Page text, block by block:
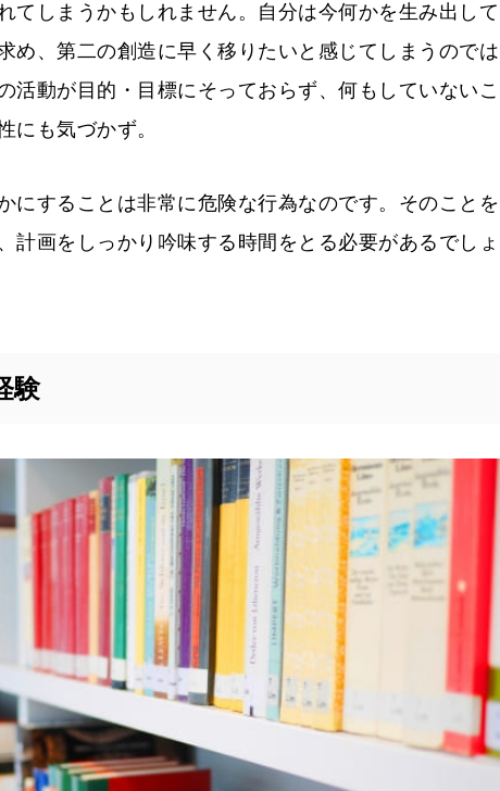
てしまうかもしれません。自分は今何かを生み出して
め、第二の創造に早く移りたいと感じてしまうのでは
活動が目的・目標にそっておらず、何もしていないこ
にも気づかず。
にすることは非常に危険な行為なのです。そのことを
計画をしっかり吟味する時間をとる必要があるでしょ
験